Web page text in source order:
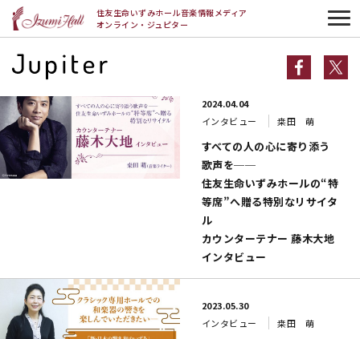
住友生命いずみホール音楽情報メディア
オンライン・ジュピター
桒田 萌
桒田 萌一覧
2024.04.04
インタビュー
桒田 萌
すべての人の心に寄り添う
歌声を──
住友生命いずみホールの“特
等席”へ贈る特別なリサイタ
ル
カウンターテナー 藤木大地
インタビュー
2023.05.30
インタビュー
桒田 萌